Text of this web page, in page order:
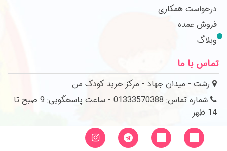
درخواست همکاری
فروش عمده
وبلاگ
تماس با ما
رشت - میدان جهاد - مرکز خرید کودک من
شماره تماس: 01333570388 - ساعت پاسخگویی: 9 صبح تا
14 ظهر